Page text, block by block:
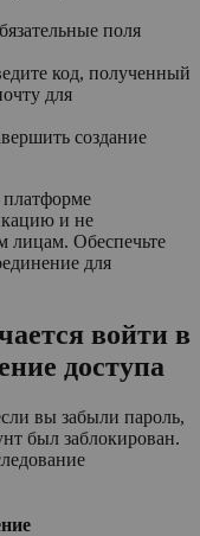
поля
код, полученный
для
создание
и не
лицам. Обеспечьте
для
войти в
доступа
вы забыли пароль,
был заблокирован.